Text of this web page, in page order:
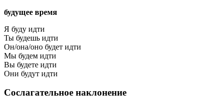
будущее время
Я буду идти
Ты будешь идти
Он/она/оно будет идти
Мы будем идти
Вы будете идти
Они будут идти
Сослагательное наклонение